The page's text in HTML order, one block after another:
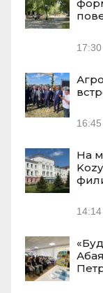
17:30
16:45
На
14:14